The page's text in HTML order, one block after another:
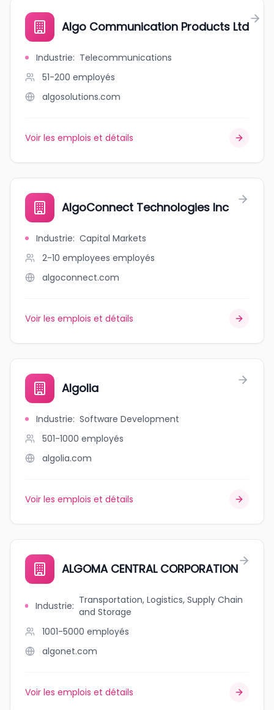
Algo Communication Products Ltd
Industrie: Telecommunications
51-200 employés
algosolutions.com
Voir les emplois et détails
AlgoConnect Technologies Inc
Industrie: Capital Markets
2-10 employees employés
algoconnect.com
Voir les emplois et détails
Algolia
Industrie: Software Development
501-1000 employés
algolia.com
Voir les emplois et détails
ALGOMA CENTRAL CORPORATION
Industrie: Transportation, Logistics, Supply Chain
and Storage
1001-5000 employés
algonet.com
Voir les emplois et détails